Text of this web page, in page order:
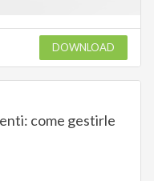
DOWNLOAD
come gestirle